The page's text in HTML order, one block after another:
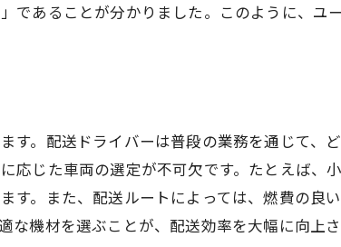
であることが分かりました。このように、ユ
す。配送ドライバーは普段の業務を通じて、
応じた車両の選定が不可欠です。たとえば、
す。また、配送ルートによっては、燃費の良
機材を選ぶことが、配送効率を大幅に向上さ